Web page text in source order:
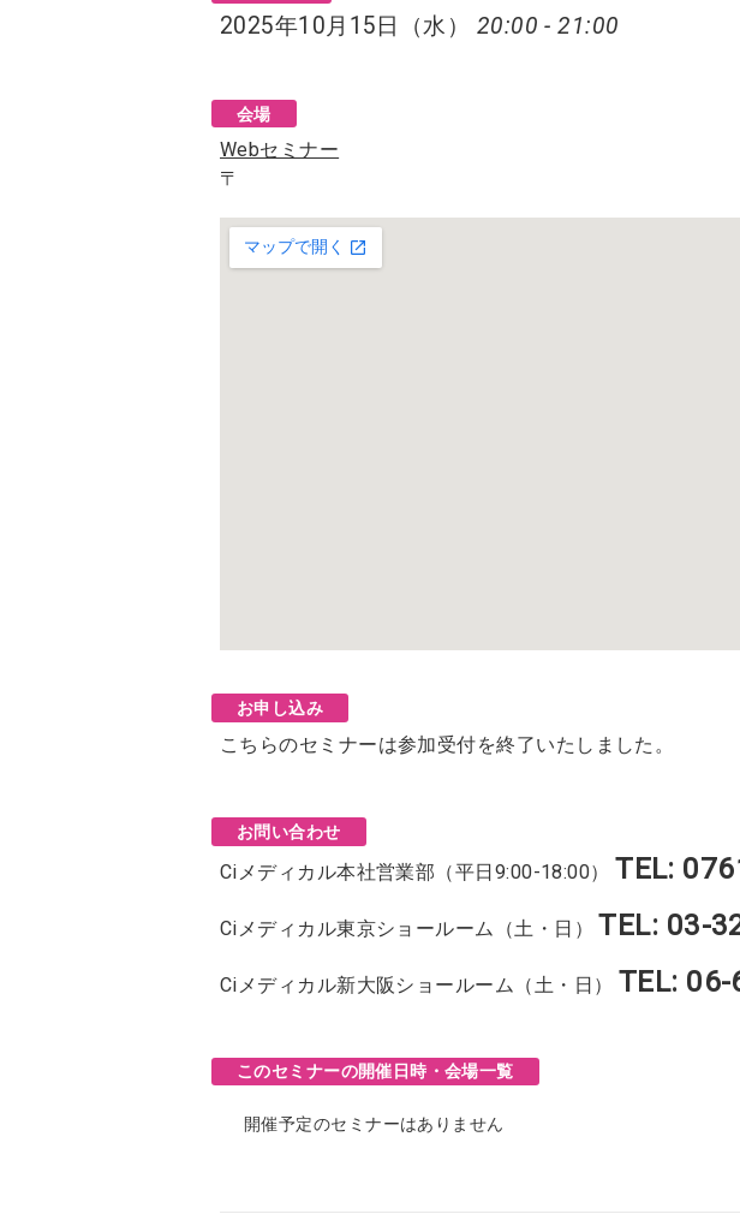
2025年10月15日（水） 20:00 - 21:00
会場
Webセミナー
〒
お申し込み
こちらのセミナーは参加受付を終了いたしました。
お問い合わせ
Ciメディカル本社営業部（平日9:00-18:00） TEL:
Ciメディカル東京ショールーム（土・日） TEL: 03-
Ciメディカル新大阪ショールーム（土・日） TEL:
このセミナーの開催日時・会場一覧
開催予定のセミナーはありません